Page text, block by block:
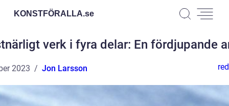
KONSTFÖRALLA.se
verk i fyra delar: En fördjupande
2023 Jon Larsson